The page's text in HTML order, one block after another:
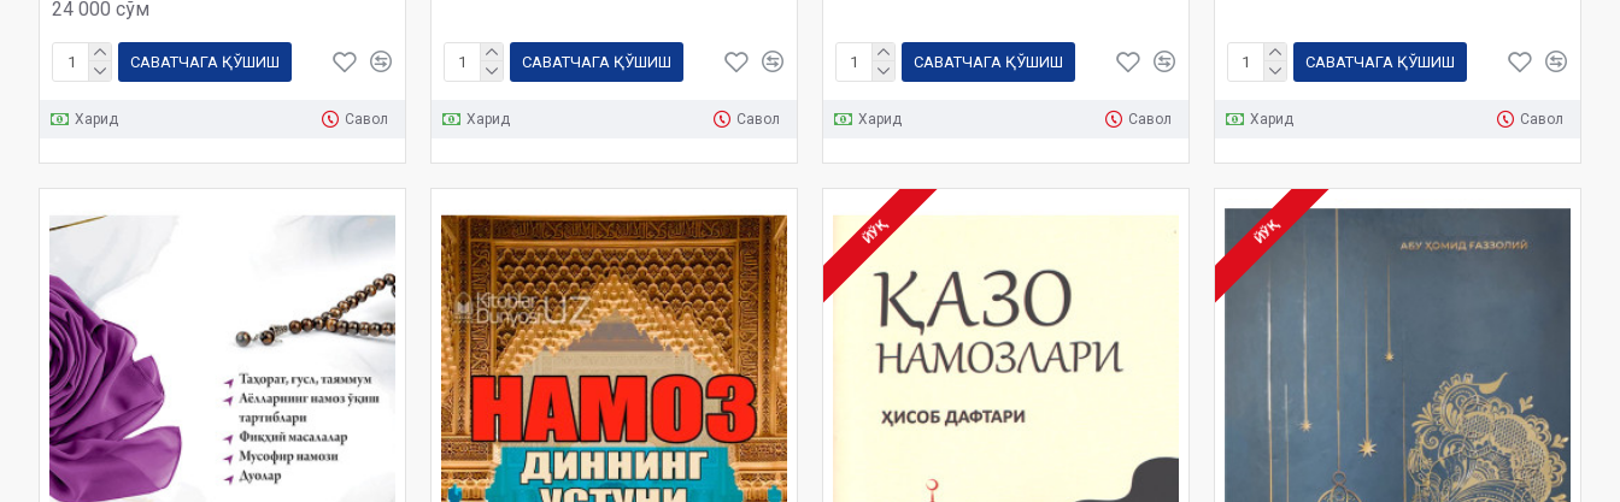
24 000 сўм
САВАТЧАГА ҚЎШИШ
Харид Савол
САВАТЧАГА ҚЎШИШ
Харид Савол
САВАТЧАГА ҚЎШИШ
Харид Савол
САВАТЧАГА ҚЎШИШ
Харид Савол
ЙЎҚ ЙЎҚ